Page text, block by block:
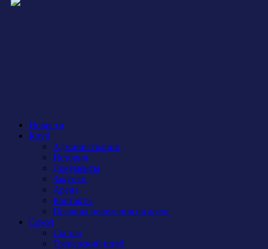
Новости
Клуб
Администрация
История
Документы
Закупки
Арена
Контакты
Правила поведения на арене
Сокол
Состав
Тренерский штаб